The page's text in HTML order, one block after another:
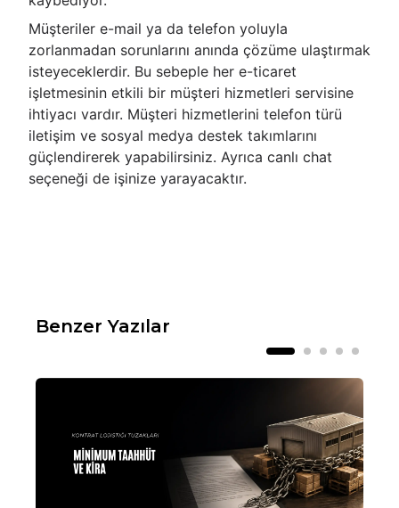
Müşteriler e-mail ya da telefon yoluyla
zorlanmadan sorunlarını anında çözüme ulaştırmak
isteyeceklerdir. Bu sebeple her e-ticaret
işletmesinin etkili bir müşteri hizmetleri servisine
ihtiyacı vardır. Müşteri hizmetlerini telefon türü
iletişim ve sosyal medya destek takımlarını
güçlendirerek yapabilirsiniz. Ayrıca canlı chat
seçeneği de işinize yarayacaktır.
Benzer Yazılar